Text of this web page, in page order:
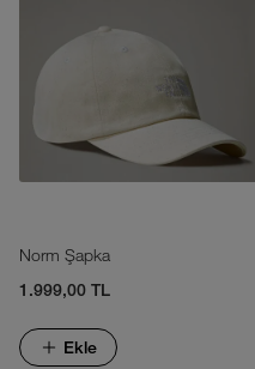
Norm Şapka
1.999,00 TL
Ekle